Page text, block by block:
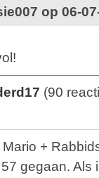
op 06-
(90
+
gegaan. Als